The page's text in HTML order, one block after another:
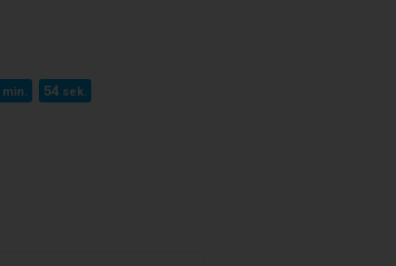
min. 53 sek.